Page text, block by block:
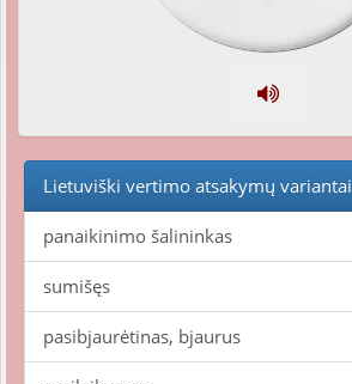
Lietuviški vertimo atsakymų variantai
panaikinimo šalininkas
sumišęs
pasibjaurėtinas, bjaurus